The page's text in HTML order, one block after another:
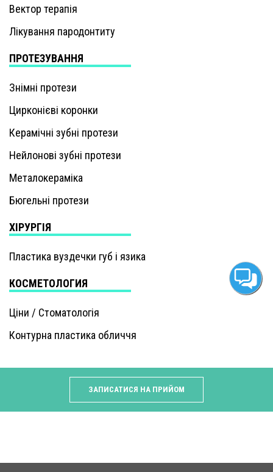
Вектор терапія
Лікування пародонтиту
ПРОТЕЗУВАННЯ
Знімні протези
Цирконієві коронки
Керамічні зубні протези
Нейлонові зубні протези
Металокераміка
Бюгельні протези
ХІРУРГІЯ
Пластика вуздечки губ і язика
КОСМЕТОЛОГИЯ
Ціни / Стоматологія
Контурна пластика обличчя
ЗАПИСАТИСЯ НА ПРИЙОМ